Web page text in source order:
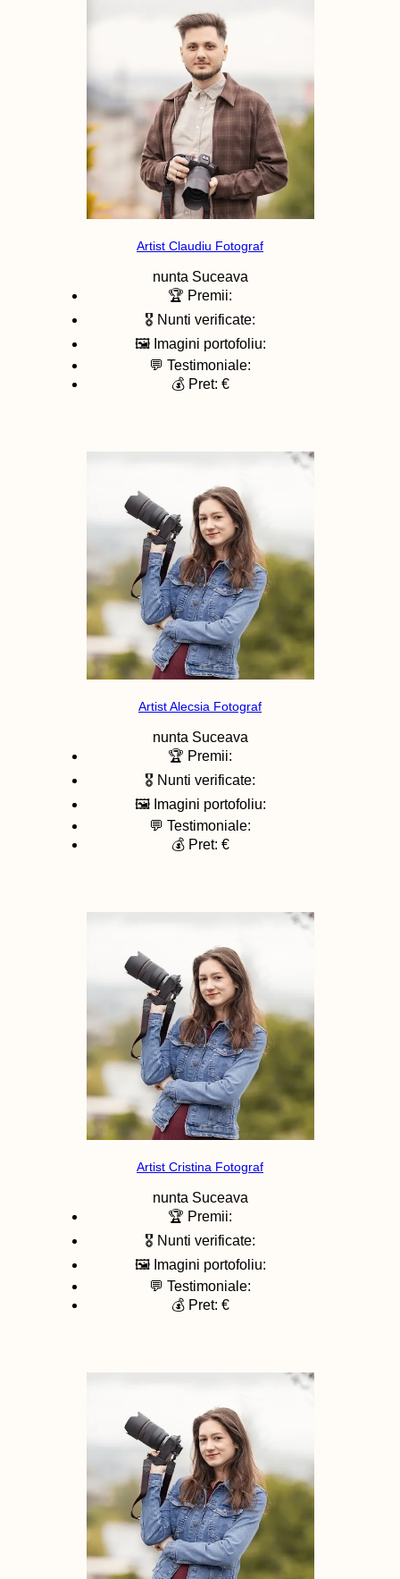
Artist Claudiu Fotograf
nunta Suceava
🏆 Premii:
🎖️ Nunti verificate:
🖼️ Imagini portofoliu:
💬 Testimoniale:
💰 Pret: €
Artist Alecsia Fotograf
nunta Suceava
🏆 Premii:
🎖️ Nunti verificate:
🖼️ Imagini portofoliu:
💬 Testimoniale:
💰 Pret: €
Artist Cristina Fotograf
nunta Suceava
🏆 Premii:
🎖️ Nunti verificate:
🖼️ Imagini portofoliu:
💬 Testimoniale:
💰 Pret: €